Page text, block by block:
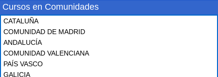
Cursos en Comunidades
CATALUÑA
COMUNIDAD DE MADRID
ANDALUCÍA
COMUNIDAD VALENCIANA
PAÍS VASCO
GALICIA